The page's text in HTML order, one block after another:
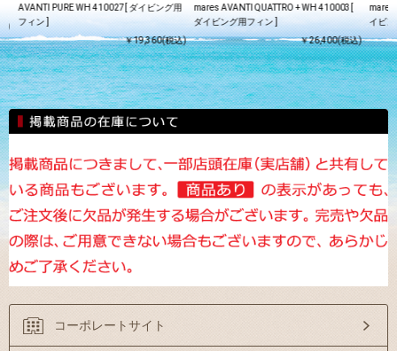
)
AVANTI PURE WH 410027[ ダイビング用
フィン ]
￥19,360(税込)
mares AVANTI QUATTRO + WH 410003[
ダイビング用フィン ]
￥26,400(税込)
mares
イビ
コーポレートサイト